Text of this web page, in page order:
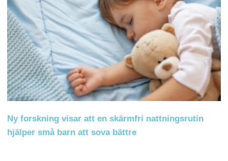
Ny forskning visar att en skärmfri nattningsrutin
hjälper små barn att sova bättre